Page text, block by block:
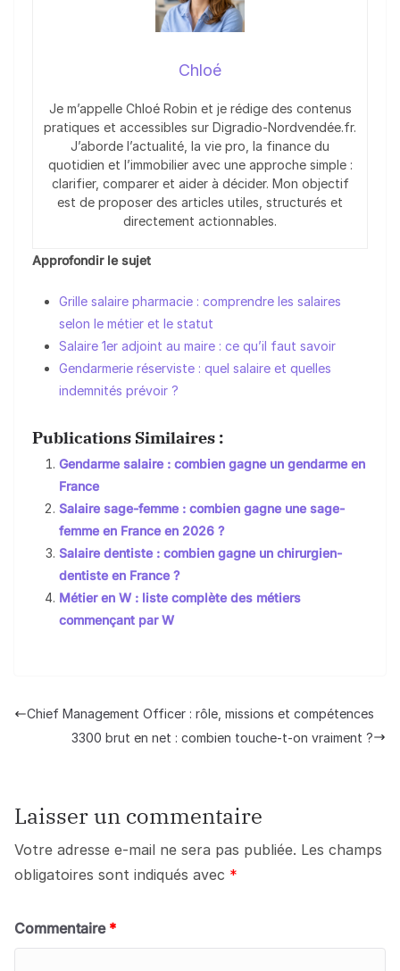
Chloé
Je m’appelle Chloé Robin et je rédige des contenus
pratiques et accessibles sur Digradio-Nordvendée.fr.
J’aborde l’actualité, la vie pro, la finance du
quotidien et l’immobilier avec une approche simple :
clarifier, comparer et aider à décider. Mon objectif
est de proposer des articles utiles, structurés et
directement actionnables.
Approfondir le sujet
Grille salaire pharmacie : comprendre les salaires
selon le métier et le statut
Salaire 1er adjoint au maire : ce qu’il faut savoir
Gendarmerie réserviste : quel salaire et quelles
indemnités prévoir ?
Publications Similaires :
Gendarme salaire : combien gagne un gendarme en
France
Salaire sage-femme : combien gagne une sage-
femme en France en 2026 ?
Salaire dentiste : combien gagne un chirurgien-
dentiste en France ?
Métier en W : liste complète des métiers
commençant par W
Chief Management Officer : rôle, missions et compétences
3300 brut en net : combien touche-t-on vraiment ?
Laisser un commentaire
Votre adresse e-mail ne sera pas publiée. Les champs
obligatoires sont indiqués avec *
Commentaire *